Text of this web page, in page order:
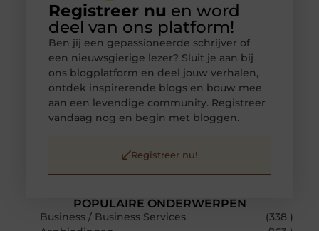
POPULAIRE ONDERWERPEN
Business / Business Services
(338 )
Registreer nu en word
deel van ons platform!
Ben jij een gepassioneerde schrijver of
een nieuwsgierige lezer? Sluit je aan bij
ons blogplatform en deel jouw verhalen,
ontdek inspirerende blogs en bouw mee
aan een levendige community. Registreer
vandaag nog en begin met bloggen.
Registreer nu!